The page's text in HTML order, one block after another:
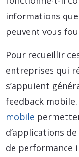
informations
peuvent vous
Pour recueillir
entreprises qui
s’appuient
feedback
mobile
d’applications
de performance